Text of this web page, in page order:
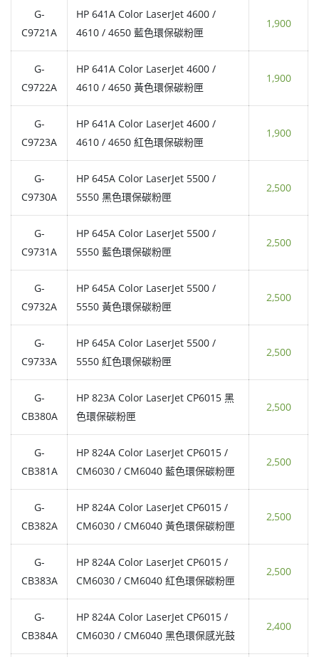
G-
C9721A
HP 641A Color LaserJet 4600 /
4610 / 4650 藍色環保碳粉匣
1,900
G-
C9722A
HP 641A Color LaserJet 4600 /
4610 / 4650 黃色環保碳粉匣
1,900
G-
C9723A
HP 641A Color LaserJet 4600 /
4610 / 4650 紅色環保碳粉匣
1,900
G-
C9730A
HP 645A Color LaserJet 5500 /
5550 黑色環保碳粉匣
2,500
G-
C9731A
HP 645A Color LaserJet 5500 /
5550 藍色環保碳粉匣
2,500
G-
C9732A
HP 645A Color LaserJet 5500 /
5550 黃色環保碳粉匣
2,500
G-
C9733A
HP 645A Color LaserJet 5500 /
5550 紅色環保碳粉匣
2,500
G-
CB380A
HP 823A Color LaserJet CP6015 黑
色環保碳粉匣
2,500
G-
CB381A
HP 824A Color LaserJet CP6015 /
CM6030 / CM6040 藍色環保碳粉匣
2,500
G-
CB382A
HP 824A Color LaserJet CP6015 /
CM6030 / CM6040 黃色環保碳粉匣
2,500
G-
CB383A
HP 824A Color LaserJet CP6015 /
CM6030 / CM6040 紅色環保碳粉匣
2,500
G-
CB384A
HP 824A Color LaserJet CP6015 /
CM6030 / CM6040 黑色環保感光鼓
2,400